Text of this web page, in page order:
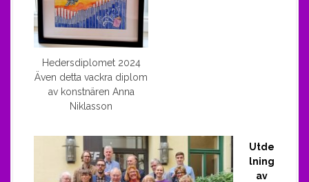
Hedersdiplomet 2024
Även detta vackra diplom
av konstnären Anna
Niklasson
Utde
lning
av